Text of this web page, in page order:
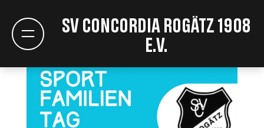
SV Concordia Rogätz 1908
e.V.